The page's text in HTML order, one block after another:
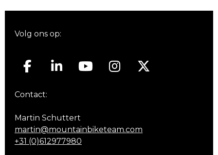
Volg ons op:
Contact:
Martin Schuttert
martin@mountainbiketeam.com
+31 (0)612977980